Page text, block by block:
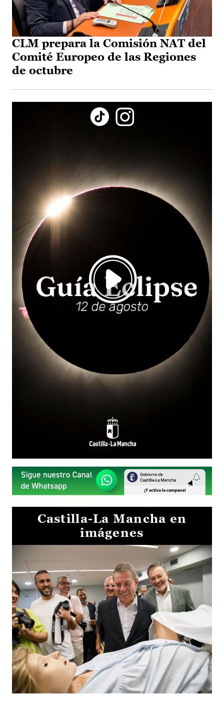
CLM prepara la Comisión NAT del
Comité Europeo de las Regiones
de octubre
Castilla-La Mancha en
imágenes